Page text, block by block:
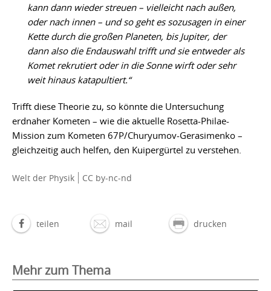
kann dann wieder streuen – vielleicht nach außen,
oder nach innen – und so geht es sozusagen in einer
Kette durch die großen Planeten, bis Jupiter, der
dann also die Endauswahl trifft und sie entweder als
Komet rekrutiert oder in die Sonne wirft oder sehr
weit hinaus katapultiert.“
Trifft diese Theorie zu, so könnte die Untersuchung
erdnaher Kometen – wie die aktuelle Rosetta-Philae-
Mission zum Kometen 67P/Churyumov-Gerasimenko –
gleichzeitig auch helfen, den Kuipergürtel zu verstehen.
Welt der Physik CC by-nc-nd
teilen mail drucken
Mehr zum Thema